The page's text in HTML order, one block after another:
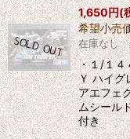
1,650円(
希望小売
在庫なし
・１/１４
Ｙ ハイグ
アエフェ
ムシール
付き